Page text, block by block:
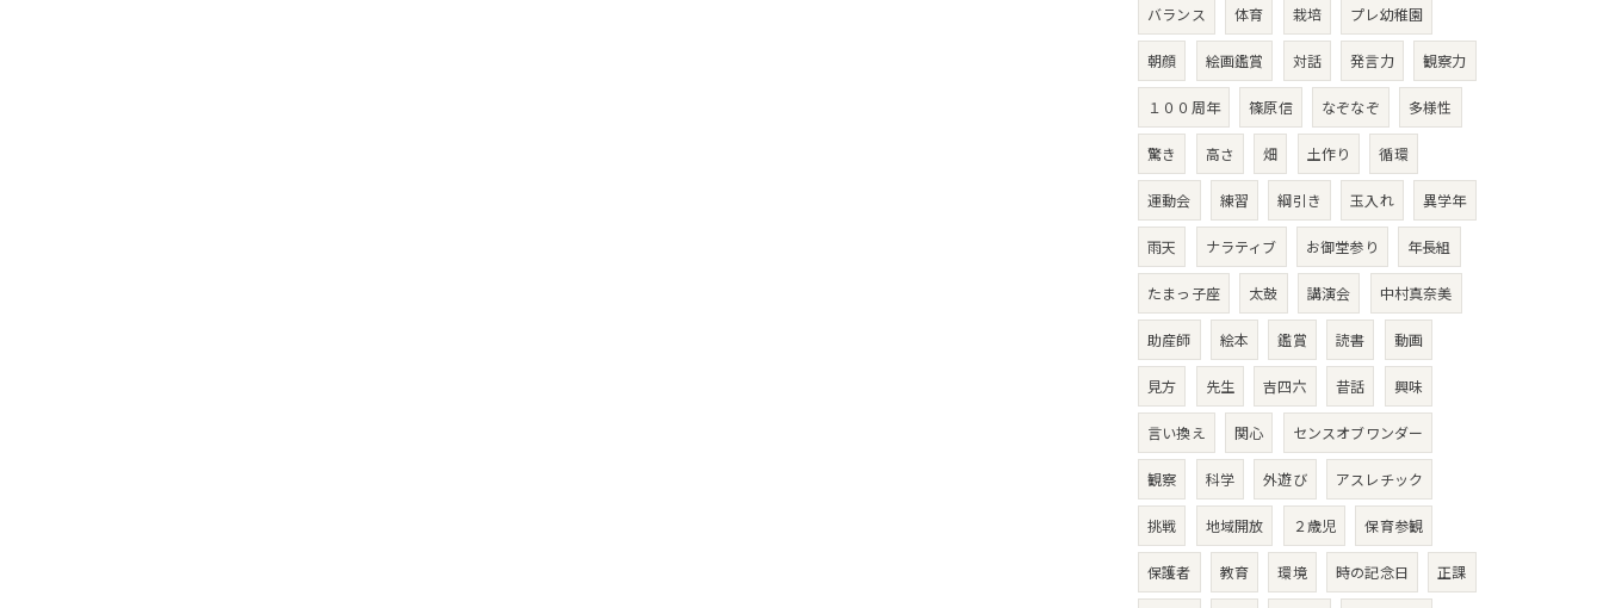
バランス 体育 栽培 プレ幼稚園
朝顔 絵画鑑賞 対話 発言力 観察力
１００周年 篠原信 なぞなぞ 多様性
驚き 高さ 畑 土作り 循環
運動会 練習 綱引き 玉入れ 異学年
雨天 ナラティブ お御堂参り 年長組
たまっ子座 太鼓 講演会 中村真奈美
助産師 絵本 鑑賞 読書 動画
見方 先生 吉四六 昔話 興味
言い換え 関心 センスオブワンダー
観察 科学 外遊び アスレチック
挑戦 地域開放 ２歳児 保育参観
保護者 教育 環境 時の記念日 正課